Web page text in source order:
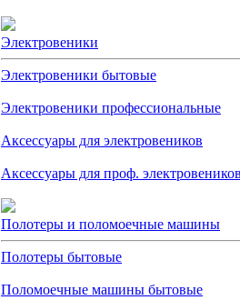
Электровеники
Электровеники бытовые
Электровеники профессиональные
Аксессуары для электровеников
Аксессуары для проф.
Полотеры и поломоечные машины
Полотеры бытовые
Поломоечные машины бытовые